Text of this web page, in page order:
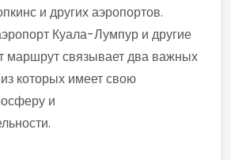
и других аэропортов.
Куала-Лумпур и другие
маршрут связывает два важных
которых имеет свою
и